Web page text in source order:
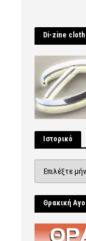
Di-zine
Ιστορικό
Θρακική